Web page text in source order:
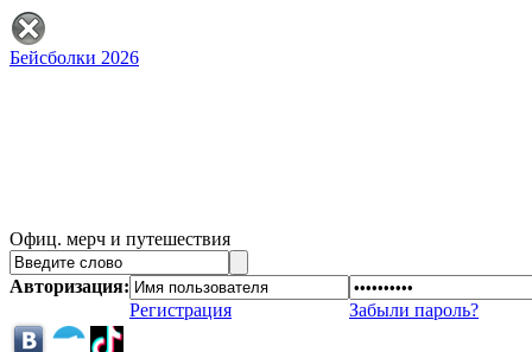
Бейсболки 2026
Офиц. мерч и путешествия
Авторизация:
Регистрация
Забыли пароль?